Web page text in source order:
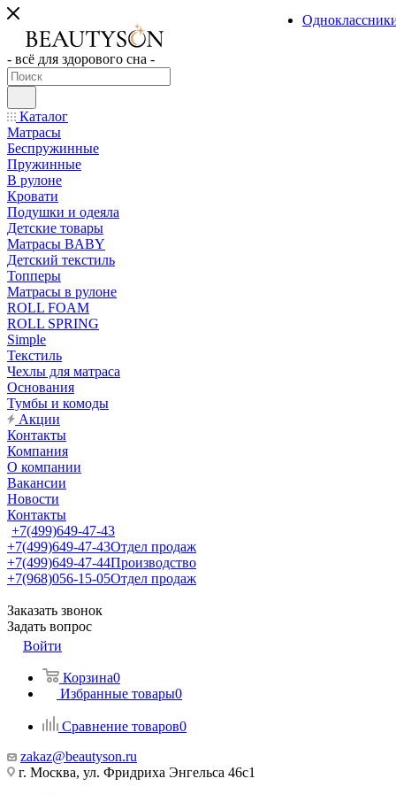
- всё для здорового сна -
Каталог
Матрасы
Беспружинные
Пружинные
В рулоне
Кровати
Подушки и одеяла
Детские товары
Матрасы BABY
Детский текстиль
Топперы
Матрасы в рулоне
ROLL FOAM
ROLL SPRING
Simple
Текстиль
Чехлы для матраса
Основания
Тумбы и комоды
Акции
Контакты
Компания
О компании
Вакансии
Новости
Контакты
+7(499)649-47-43
+7(499)649-47-43Отдел продаж
+7(499)649-47-44Производство
+7(968)056-15-05Отдел продаж
Заказать звонок
Задать вопрос
Войти
Корзина0
Избранные товары0
Сравнение товаров0
zakaz@beautyson.ru
г. Москва, ул. Фридриха Энгельса 46с1